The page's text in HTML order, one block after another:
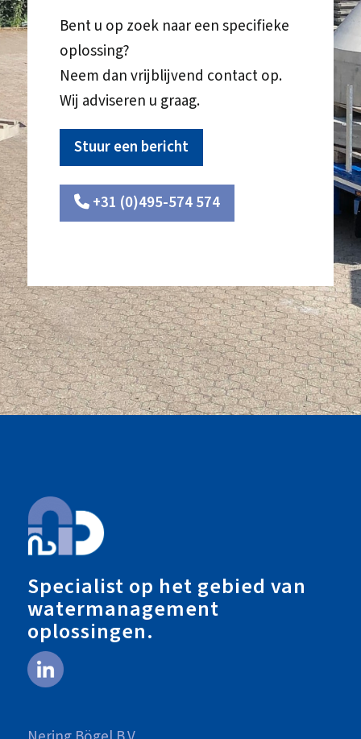
Bent u op zoek naar een specifieke
oplossing?
Neem dan vrijblijvend contact op.
Wij adviseren u graag.
Stuur een bericht
+31 (0)495-574 574
Specialist op het gebied van
watermanagement
oplossingen.